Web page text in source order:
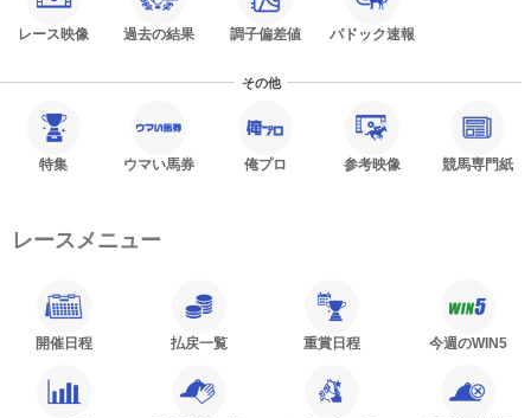
レース映像 過去の結果 調子偏差値 パドック速報
その他
特集 ウマい馬券 俺プロ 参考映像 競馬専門紙
レースメニュー
開催日程 払戻一覧 重賞日程 今週のWIN5